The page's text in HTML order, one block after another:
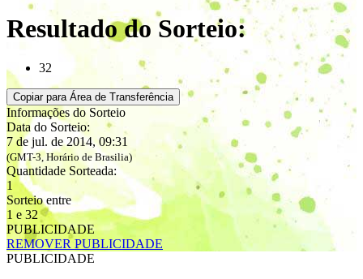
Resultado do Sorteio:
32
Copiar para Área de Transferência
Informações do Sorteio
Data do Sorteio:
7 de jul. de 2014, 09:31
(GMT-3, Horário de Brasilia)
Quantidade Sorteada:
1
Sorteio entre
1 e 32
PUBLICIDADE
REMOVER PUBLICIDADE
PUBLICIDADE